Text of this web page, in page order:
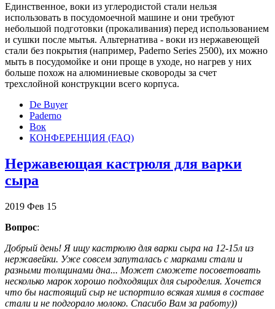
Единственное, воки из углеродистой стали нельзя
использовать в посудомоечной машине и они требуют
небольшой подготовки (прокаливания) перед использованием
и сушки после мытья. Альтернатива - воки из нержавеющей
стали без покрытия (например, Paderno Series 2500), их можно
мыть в посудомойке и они проще в уходе, но нагрев у них
больше похож на алюминиевые сковороды за счет
трехслойной конструкции всего корпуса.
De Buyer
Paderno
Вок
КОНФЕРЕНЦИЯ (FAQ)
Нержавеющая кастрюля для варки
сыра
2019 Фев 15
Вопрос:
Добрый день! Я ищу кастрюлю для варки сыра на 12-15л из
нержавейки. Уже совсем запуталась с марками стали и
разными толщинами дна... Может сможете посоветовать
несколько марок хорошо подходящих для сыроделия. Хочется
что бы настоящий сыр не испортило всякая химия в составе
стали и не подгорало молоко. Спасибо Вам за работу))